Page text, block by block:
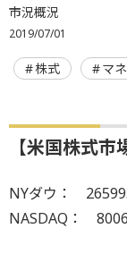
市況概況
2019/07/01
株式 マ
【米国株式
NYダウ：
NASDAQ：